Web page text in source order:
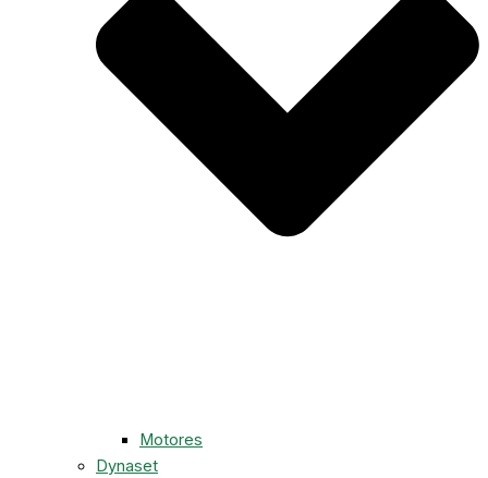
Motores
Dynaset